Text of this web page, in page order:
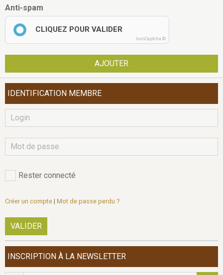
Anti-spam
CLIQUEZ POUR VALIDER
IconCaptcha ©
AJOUTER
IDENTIFICATION MEMBRE
Rester connecté
Créer un compte | Mot de passe perdu ?
VALIDER
INSCRIPTION À LA NEWSLETTER